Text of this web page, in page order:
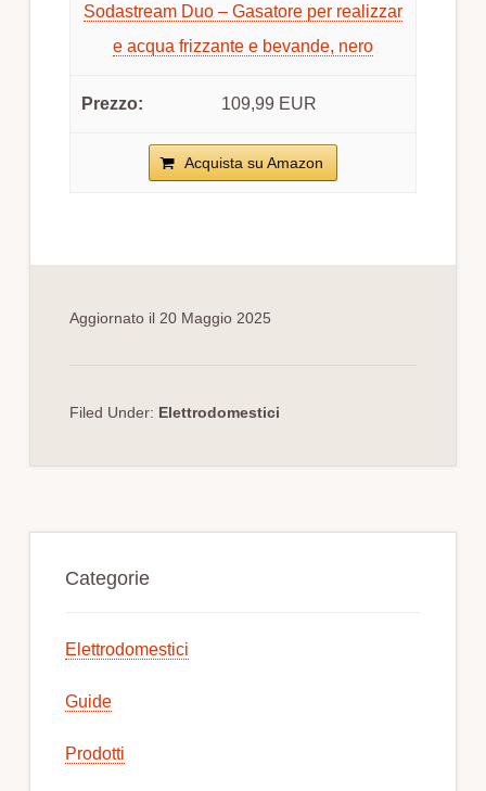
Sodastream Duo – Gasatore per realizzar
e acqua frizzante e bevande, nero
109,99 EUR
Acquista su Amazon
Aggiornato il 20 Maggio 2025
Filed Under: Elettrodomestici
Sidebar
Categorie
Elettrodomestici
Guide
Prodotti